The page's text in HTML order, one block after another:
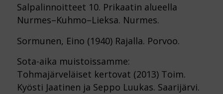
Salpalinnoitteet 10. Prikaatin alueella
Nurmes–Kuhmo–Lieksa. Nurmes.
Sormunen, Eino (1940) Rajalla. Porvoo.
Sota-aika muistoissamme:
Tohmajärveläiset kertovat (2013) Toim.
Kyösti Jaatinen ja Seppo Luukas. Saarijärvi.